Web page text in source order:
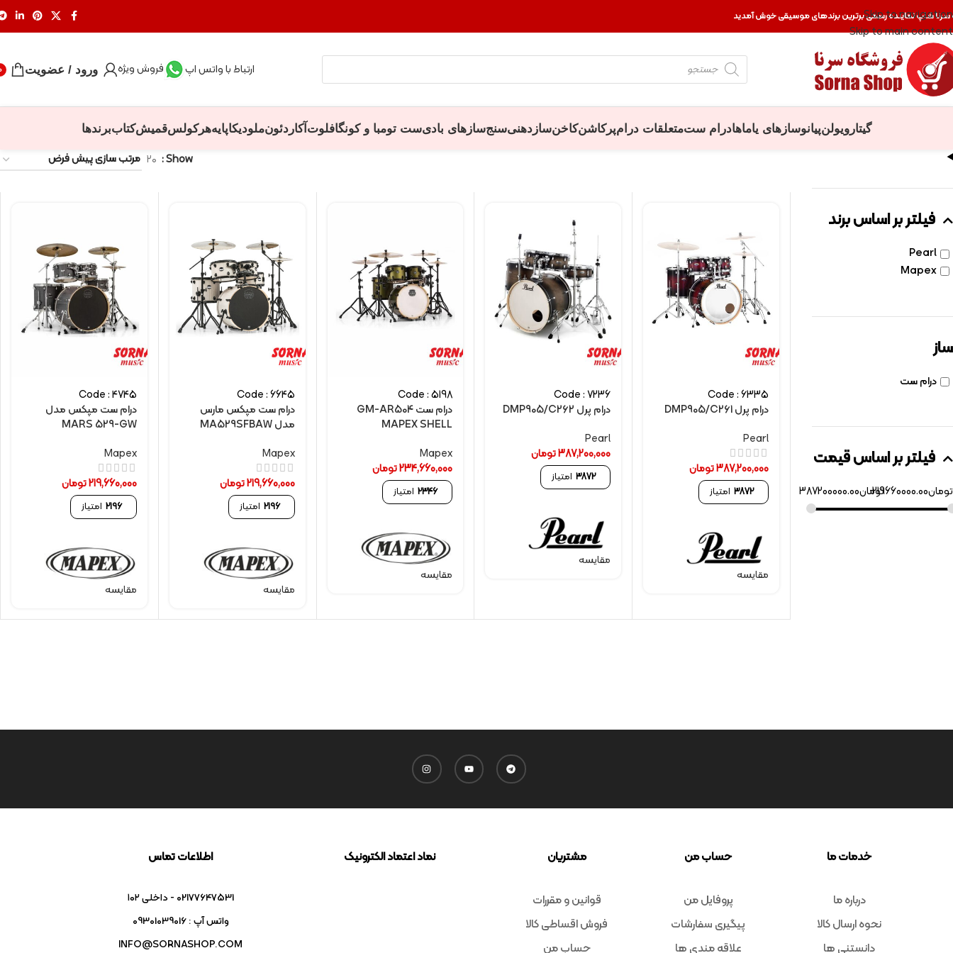
Skip to navigation
Skip to main content
سرنا شاپ نماینده رسمی برترین برندهای موسیقی خوش آمدید
ارتباط با واتس اپ فروش ویژه ورود / عضویت
گیتار ویولنپیانوسازهای یاماهادرام ستمتعلقات درامپرکاشنکاخنسازدهنیسنجسازهای بادیست تومبا و کونگافلوت آکاردئونملودیکاپایههرکولسقمیشکتاببرندها
فیلتر بر اساس برند
Pearl
Mapex
ساز
درام ست
فیلتر بر اساس قیمت
تومان219660000.00تومان387200000.00
Show ۲۰
Code : 6335
درام پرل DMP905/C261
Pearl
387,200,000تومان
3872 امتیاز
مقایسه
Code : 7236
درام پرل DMP905/C262
Pearl
387,200,000تومان
3872 امتیاز
مقایسه
Code : 5198
درام ست GM-AR504
MAPEX SHELL
Mapex
234,660,000تومان
2346 امتیاز
مقایسه
Code : 6645
درام ست مپکس مارس
مدل MA529SFBAW
Mapex
219,660,000تومان
2196 امتیاز
مقایسه
Code : 4745
درام ست مپکس مدل
MARS 529-GW
Mapex
219,660,000تومان
2196 امتیاز
مقایسه
خدمات ما
درباره ما
نحوه ارسال کالا
دانستنی ها
حساب من
پروفایل من
پیگیری سفارشات
علاقه مندی ها
مشتریان
قوانین و مقررات
فروش اقساطی کالا
حساب من
نماد اعتماد الکترونیک اطلاعات تماس
02177647531 - داخلی ۱۰۲
واتس آپ : 09301039016
INFO@SORNASHOP.COM